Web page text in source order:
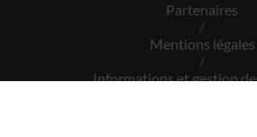
Partenaires
/
Mentions légales
/
Informations et gestion